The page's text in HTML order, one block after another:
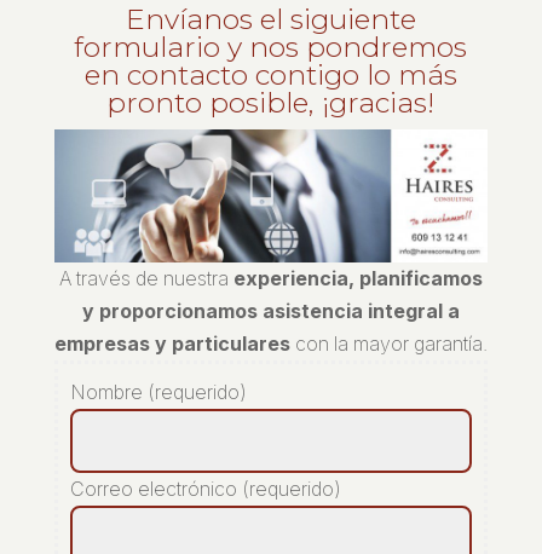
Envíanos el siguiente
formulario y nos pondremos
en contacto contigo lo más
pronto posible, ¡gracias!
A través de nuestra experiencia, planificamos
y proporcionamos asistencia integral a
empresas y particularescon la mayor garantía.
Nombre (requerido)
Correo electrónico (requerido)